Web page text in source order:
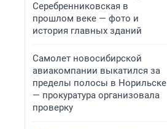
Серебренниковская в
прошлом веке — фото и
история главных зданий
Самолет новосибирской
авиакомпании выкатился за
пределы полосы в Норильске
— прокуратура организовала
проверку